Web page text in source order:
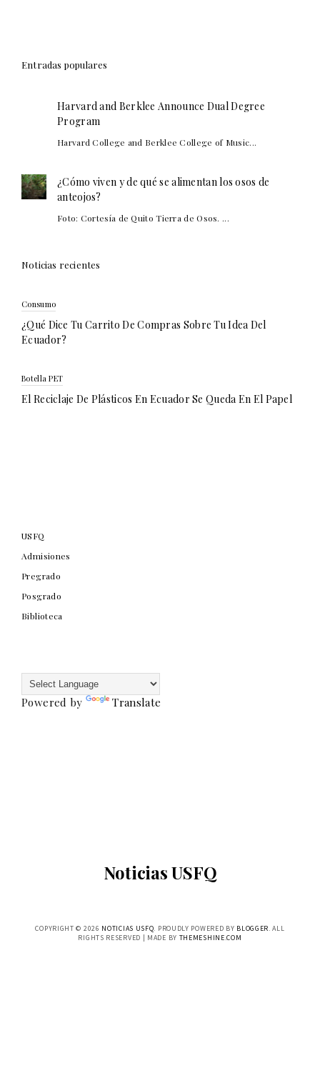
Entradas populares
Harvard and Berklee Announce Dual Degree
Program
Harvard College and Berklee College of Music...
¿Cómo viven y de qué se alimentan los osos de
anteojos?
Foto: Cortesía de Quito Tierra de Osos. ...
Noticias recientes
Consumo
¿Qué Dice Tu Carrito De Compras Sobre Tu Idea Del
Ecuador?
Botella PET
El Reciclaje De Plásticos En Ecuador Se Queda En El Papel
USFQ
Admisiones
Pregrado
Posgrado
Biblioteca
Powered by Translate
Noticias USFQ
COPYRIGHT © 2026 NOTICIAS USFQ. PROUDLY POWERED BY BLOGGER. ALL
RIGHTS RESERVED | MADE BY THEMESHINE.COM